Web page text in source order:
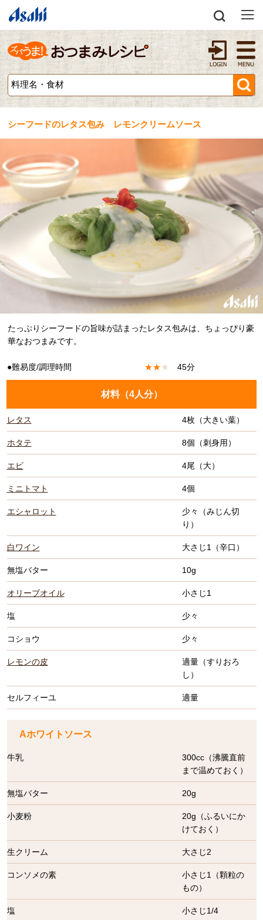
シーフードのレタス包み レモンクリームソース
たっぷりシーフードの旨味が詰まったレタス包みは、ちょっぴり豪
華なおつまみです。
●難易度/調理時間 ★★★ 45分
材料（4人分）
レタス 4枚（大きい葉）
ホタテ 8個（刺身用）
エビ 4尾（大）
ミニトマト 4個
エシャロット
少々（みじん切
り）
白ワイン 大さじ1（辛口）
無塩バター 10g
オリーブオイル 小さじ1
塩 少々
コショウ 少々
レモンの皮
適量（すりおろ
し）
セルフィーユ 適量
Aホワイトソース
牛乳
300cc（沸騰直前
まで温めておく）
無塩バター 20g
小麦粉
20g（ふるいにか
けておく）
生クリーム 大さじ2
コンソメの素
小さじ1（顆粒の
もの）
塩 小さじ1/4